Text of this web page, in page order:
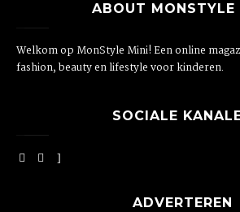
ABOUT MONSTYLE
Welkom op MonStyle Mini! Een online
fashion, beauty en lifestyle voor kinderen.
SOCIALE
ADVERTEREN